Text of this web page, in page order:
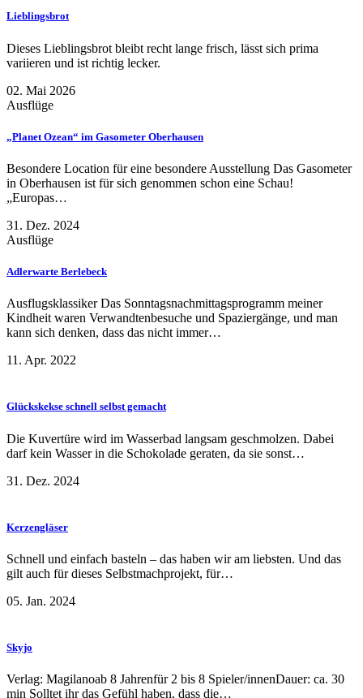
Lieblingsbrot
Dieses Lieblingsbrot bleibt recht lange frisch, lässt sich prima
variieren und ist richtig lecker.
02. Mai 2026
Ausflüge
„Planet Ozean“ im Gasometer Oberhausen
Besondere Location für eine besondere Ausstellung Das Gasometer
in Oberhausen ist für sich genommen schon eine Schau!
„Europas…
31. Dez. 2024
Ausflüge
Adlerwarte Berlebeck
Ausflugsklassiker Das Sonntagsnachmittagsprogramm meiner
Kindheit waren Verwandtenbesuche und Spaziergänge, und man
kann sich denken, dass das nicht immer…
11. Apr. 2022
Glückskekse schnell selbst gemacht
Die Kuvertüre wird im Wasserbad langsam geschmolzen. Dabei
darf kein Wasser in die Schokolade geraten, da sie sonst…
31. Dez. 2024
Kerzengläser
Schnell und einfach basteln – das haben wir am liebsten. Und das
gilt auch für dieses Selbstmachprojekt, für…
05. Jan. 2024
Skyjo
Verlag: Magilanoab 8 Jahrenfür 2 bis 8 Spieler/innenDauer: ca. 30
min Solltet ihr das Gefühl haben, dass die…